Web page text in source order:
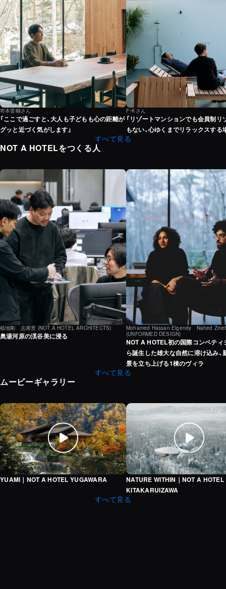
嵜本晋輔さん
「ここで過ごすと、大人も子どもも心の距離が
グッと近づく気がします」
F・Kさん
「リゾートマンションでも会員制リ
もない、心ゆくまでリラックスする
すべて見る
NOT A HOTELをつくる人
植地剛 志甫景 (NOT A HOTEL ARCHITECTS)
奥湯河原の渓谷美に浸る
Mohamed Hassan Elgendy Nahed
(UNFORMED DESIGN)
NOT A HOTEL初の国際コンペティ
ら誕生した雄大な自然に溶け込み、
景を立ち上げる1棟のヴィラ
すべて見る
ムービーギャラリー
YUAMI｜NOT A HOTEL YUGAWARA
YUAMI｜NOT A HOTEL YUGAWARA
NATURE WITHIN｜NOT A HOTEL
KITAKARUIZAWA
すべて見る